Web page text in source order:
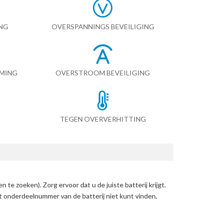
OVERSPANNINGS BEVEILIGING
OVERSTROOM BEVEILIGING
TEGEN OVERVERHITTING
te zoeken). Zorg ervoor dat u de juiste batterij krijgt.
van de batterij niet kunt vinden,